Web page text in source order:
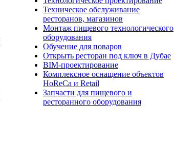
Техническое обслуживание
ресторанов, магазинов
Монтаж пищевого технологического
оборудования
Обучение для поваров
Открыть ресторан под ключ в Дубае
BIM-проектирование
Комплексное оснащение объектов
HoReCa и Retail
Запчасти для пищевого и
ресторанного оборудования